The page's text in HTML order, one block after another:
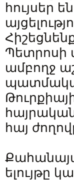
հույսեր
Պետրոսի
ամբողջ
հայ
ելույթը